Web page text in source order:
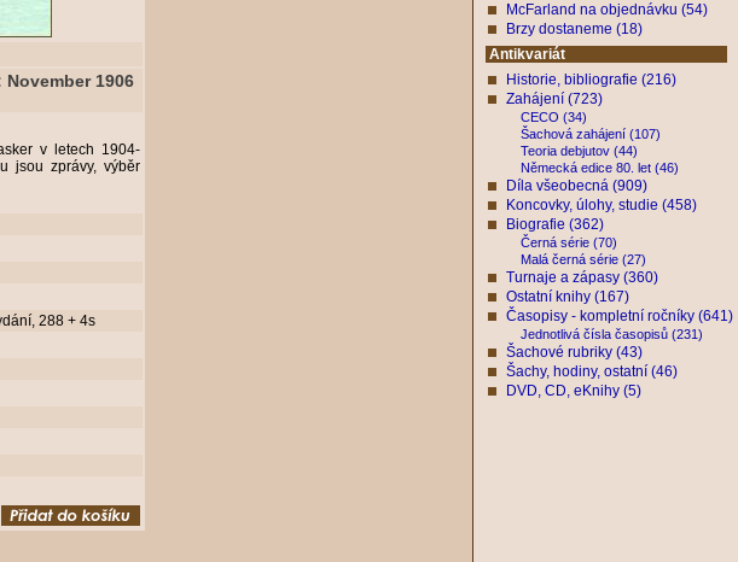
1906
v letech 1904-
jsou zprávy, výběr
288 + 4s
McFarland na objednávku (54)
Brzy dostaneme (18)
Antikvariát
Historie, bibliografie (216)
Zahájení (723)
CECO (34)
Šachová zahájení (107)
Teoria debjutov (44)
Německá edice 80. let (46)
Díla všeobecná (909)
Koncovky, úlohy, studie (458)
Biografie (362)
Černá série (70)
Malá černá série (27)
Turnaje a zápasy (360)
Ostatní knihy (167)
Časopisy - kompletní ročníky (641)
Jednotlivá čísla časopisů (231)
Šachové rubriky (43)
Šachy, hodiny, ostatní (46)
DVD, CD, eKnihy (5)